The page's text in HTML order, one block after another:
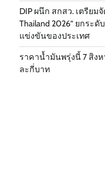
DIP ผนึก สกสว. เตรียมจั
Thailand 2026” ยกระ
แข่งขันของประเทศ
ราคาน้ำมันพรุ่งนี้ 7 สิง
ละกี่บาท